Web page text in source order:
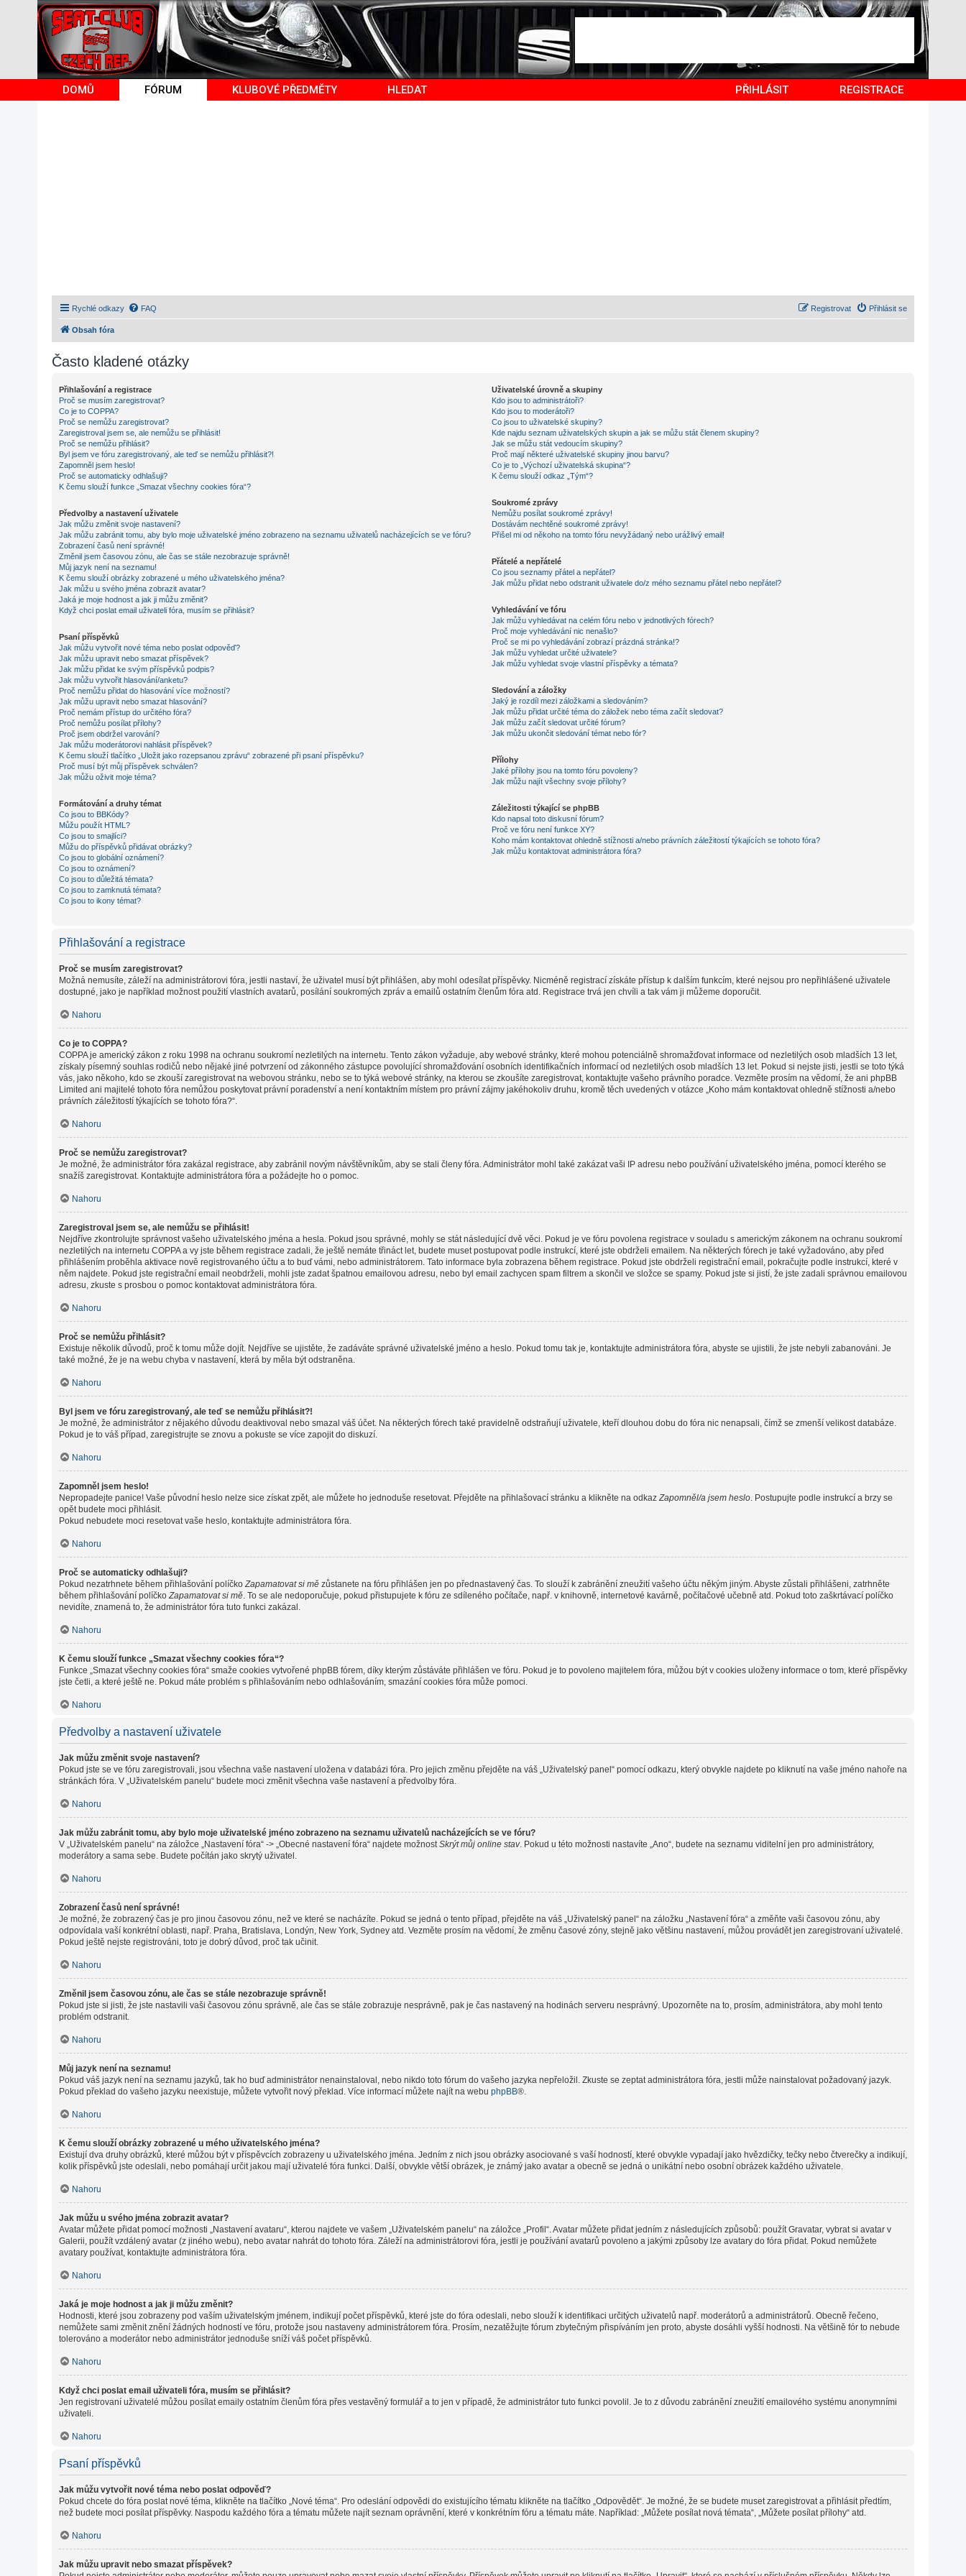
DOMŮ FÓRUM KLUBOVÉ PŘEDMĚTY HLEDAT PŘIHLÁSIT REGISTRACE
Rychlé odkazy FAQ Přihlásit se
Registrovat
Obsah fóra
Často kladené otázky
Přihlašování a registrace
Proč se musím zaregistrovat?
Co je to COPPA?
Proč se nemůžu zaregistrovat?
Zaregistroval jsem se, ale nemůžu se přihlásit!
Proč se nemůžu přihlásit?
Byl jsem ve fóru zaregistrovaný, ale teď se nemůžu přihlásit?!
Zapomněl jsem heslo!
Proč se automaticky odhlašuji?
K čemu slouží funkce „Smazat všechny cookies fóra“?
Předvolby a nastavení uživatele
Jak můžu změnit svoje nastavení?
Jak můžu zabránit tomu, aby bylo moje uživatelské jméno zobrazeno na seznamu uživatelů nacházejících se ve fóru?
Zobrazení časů není správné!
Změnil jsem časovou zónu, ale čas se stále nezobrazuje správně!
Můj jazyk není na seznamu!
K čemu slouží obrázky zobrazené u mého uživatelského jména?
Jak můžu u svého jména zobrazit avatar?
Jaká je moje hodnost a jak ji můžu změnit?
Když chci poslat email uživateli fóra, musím se přihlásit?
Psaní příspěvků
Jak můžu vytvořit nové téma nebo poslat odpověď?
Jak můžu upravit nebo smazat příspěvek?
Jak můžu přidat ke svým příspěvků podpis?
Jak můžu vytvořit hlasování/anketu?
Proč nemůžu přidat do hlasování více možností?
Jak můžu upravit nebo smazat hlasování?
Proč nemám přístup do určitého fóra?
Proč nemůžu posílat přílohy?
Proč jsem obdržel varování?
Jak můžu moderátorovi nahlásit příspěvek?
K čemu slouží tlačítko „Uložit jako rozepsanou zprávu“ zobrazené při psaní příspěvku?
Proč musí být můj příspěvek schválen?
Jak můžu oživit moje téma?
Formátování a druhy témat
Co jsou to BBKódy?
Můžu použít HTML?
Co jsou to smajlíci?
Můžu do příspěvků přidávat obrázky?
Co jsou to globální oznámení?
Co jsou to oznámení?
Co jsou to důležitá témata?
Co jsou to zamknutá témata?
Co jsou to ikony témat?
Uživatelské úrovně a skupiny
Kdo jsou to administrátoři?
Kdo jsou to moderátoři?
Co jsou to uživatelské skupiny?
Kde najdu seznam uživatelských skupin a jak se můžu stát členem skupiny?
Jak se můžu stát vedoucím skupiny?
Proč mají některé uživatelské skupiny jinou barvu?
Co je to „Výchozí uživatelská skupina“?
K čemu slouží odkaz „Tým“?
Soukromé zprávy
Nemůžu posílat soukromé zprávy!
Dostávám nechtěné soukromé zprávy!
Přišel mi od někoho na tomto fóru nevyžádaný nebo urážlivý email!
Přátelé a nepřátelé
Co jsou seznamy přátel a nepřátel?
Jak můžu přidat nebo odstranit uživatele do/z mého seznamu přátel nebo nepřátel?
Vyhledávání ve fóru
Jak můžu vyhledávat na celém fóru nebo v jednotlivých fórech?
Proč moje vyhledávání nic nenašlo?
Proč se mi po vyhledávání zobrazí prázdná stránka!?
Jak můžu vyhledat určité uživatele?
Jak můžu vyhledat svoje vlastní příspěvky a témata?
Sledování a záložky
Jaký je rozdíl mezi záložkami a sledováním?
Jak můžu přidat určité téma do záložek nebo téma začít sledovat?
Jak můžu začít sledovat určité fórum?
Jak můžu ukončit sledování témat nebo fór?
Přílohy
Jaké přílohy jsou na tomto fóru povoleny?
Jak můžu najít všechny svoje přílohy?
Záležitosti týkající se phpBB
Kdo napsal toto diskusní fórum?
Proč ve fóru není funkce XY?
Koho mám kontaktovat ohledně stížnosti a/nebo právních záležitostí týkajících se tohoto fóra?
Jak můžu kontaktovat administrátora fóra?
Přihlašování a registrace
Proč se musím zaregistrovat?
Možná nemusíte, záleží na administrátorovi fóra, jestli nastaví, že uživatel musí být přihlášen, aby mohl odesílat příspěvky. Nicméně registrací získáte přístup k dalším funkcím, které nejsou pro nepřihlášené uživatele
dostupné, jako je například možnost použití vlastních avatarů, posílání soukromých zpráv a emailů ostatním členům fóra atd. Registrace trvá jen chvíli a tak vám ji můžeme doporučit.
Nahoru
Co je to COPPA?
COPPA je americký zákon z roku 1998 na ochranu soukromí nezletilých na internetu. Tento zákon vyžaduje, aby webové stránky, které mohou potenciálně shromažďovat informace od nezletilých osob mladších 13 let,
získaly písemný souhlas rodičů nebo nějaké jiné potvrzení od zákonného zástupce povolující shromažďování osobních identifikačních informací od nezletilých osob mladších 13 let. Pokud si nejste jisti, jestli se toto týká
vás, jako někoho, kdo se zkouší zaregistrovat na webovou stránku, nebo se to týká webové stránky, na kterou se zkoušíte zaregistrovat, kontaktujte vašeho právního poradce. Vezměte prosím na vědomí, že ani phpBB
Limited ani majitelé tohoto fóra nemůžou poskytovat právní poradenství a není kontaktním místem pro právní zájmy jakéhokoliv druhu, kromě těch uvedených v otázce „Koho mám kontaktovat ohledně stížnosti a/nebo
právních záležitostí týkajících se tohoto fóra?“.
Nahoru
Proč se nemůžu zaregistrovat?
Je možné, že administrátor fóra zakázal registrace, aby zabránil novým návštěvníkům, aby se stali členy fóra. Administrátor mohl také zakázat vaši IP adresu nebo používání uživatelského jména, pomocí kterého se
snažíš zaregistrovat. Kontaktujte administrátora fóra a požádejte ho o pomoc.
Nahoru
Zaregistroval jsem se, ale nemůžu se přihlásit!
Nejdříve zkontrolujte správnost vašeho uživatelského jména a hesla. Pokud jsou správné, mohly se stát následující dvě věci. Pokud je ve fóru povolena registrace v souladu s americkým zákonem na ochranu soukromí
nezletilých na internetu COPPA a vy jste během registrace zadali, že ještě nemáte třináct let, budete muset postupovat podle instrukcí, které jste obdrželi emailem. Na některých fórech je také vyžadováno, aby před
přihlášením proběhla aktivace nově registrovaného účtu a to buď vámi, nebo administrátorem. Tato informace byla zobrazena během registrace. Pokud jste obdrželi registrační email, pokračujte podle instrukcí, které v
něm najdete. Pokud jste registrační email neobdrželi, mohli jste zadat špatnou emailovou adresu, nebo byl email zachycen spam filtrem a skončil ve složce se spamy. Pokud jste si jistí, že jste zadali správnou emailovou
adresu, zkuste s prosbou o pomoc kontaktovat administrátora fóra.
Nahoru
Proč se nemůžu přihlásit?
Existuje několik důvodů, proč k tomu může dojít. Nejdříve se ujistěte, že zadáváte správné uživatelské jméno a heslo. Pokud tomu tak je, kontaktujte administrátora fóra, abyste se ujistili, že jste nebyli zabanováni. Je
také možné, že je na webu chyba v nastavení, která by měla být odstraněna.
Nahoru
Byl jsem ve fóru zaregistrovaný, ale teď se nemůžu přihlásit?!
Je možné, že administrátor z nějakého důvodu deaktivoval nebo smazal váš účet. Na některých fórech také pravidelně odstraňují uživatele, kteří dlouhou dobu do fóra nic nenapsali, čímž se zmenší velikost databáze.
Pokud je to váš případ, zaregistrujte se znovu a pokuste se více zapojit do diskuzí.
Nahoru
Zapomněl jsem heslo!
Nepropadejte panice! Vaše původní heslo nelze sice získat zpět, ale můžete ho jednoduše resetovat. Přejděte na přihlašovací stránku a klikněte na odkazZapomněl/a jsem heslo. Postupujte podle instrukcí a brzy se
opět budete moci přihlásit.
Pokud nebudete moci resetovat vaše heslo, kontaktujte administrátora fóra.
Nahoru
Proč se automaticky odhlašuji?
Pokud nezatrhnete během přihlašování políčkoZapamatovat si mě zůstanete na fóru přihlášen jen po přednastavený čas. To slouží k zabránění zneužití vašeho účtu někým jiným. Abyste zůstali přihlášeni, zatrhněte
během přihlašování políčkoZapamatovat si mě. To se ale nedoporučuje, pokud přistupujete k fóru ze sdíleného počítače, např. v knihovně, internetové kavárně, počítačové učebně atd. Pokud toto zaškrtávací políčko
nevidíte, znamená to, že administrátor fóra tuto funkci zakázal.
Nahoru
K čemu slouží funkce „Smazat všechny cookies fóra“?
Funkce „Smazat všechny cookies fóra“ smaže cookies vytvořené phpBB fórem, díky kterým zůstáváte přihlášen ve fóru. Pokud je to povoleno majitelem fóra, můžou být v cookies uloženy informace o tom, které příspěvky
jste četli, a které ještě ne. Pokud máte problém s přihlašováním nebo odhlašováním, smazání cookies fóra může pomoci.
Nahoru
Předvolby a nastavení uživatele
Jak můžu změnit svoje nastavení?
Pokud jste se ve fóru zaregistrovali, jsou všechna vaše nastavení uložena v databázi fóra. Pro jejich změnu přejděte na váš „Uživatelský panel“ pomocí odkazu, který obvykle najdete po kliknutí na vaše jméno nahoře na
stránkách fóra. V „Uživatelském panelu“ budete moci změnit všechna vaše nastavení a předvolby fóra.
Nahoru
Jak můžu zabránit tomu, aby bylo moje uživatelské jméno zobrazeno na seznamu uživatelů nacházejících se ve fóru?
V „Uživatelském panelu“ na záložce „Nastavení fóra“ -> „Obecné nastavení fóra“ najdete možnostSkrýt můj online stav. Pokud u této možnosti nastavíte „Ano“, budete na seznamu viditelní jen pro administrátory,
moderátory a sama sebe. Budete počítán jako skrytý uživatel.
Nahoru
Zobrazení časů není správné!
Je možné, že zobrazený čas je pro jinou časovou zónu, než ve které se nacházíte. Pokud se jedná o tento případ, přejděte na váš „Uživatelský panel“ na záložku „Nastavení fóra“ a změňte vaši časovou zónu, aby
odpovídala vaší konkrétní oblasti, např. Praha, Bratislava, Londýn, New York, Sydney atd. Vezměte prosím na vědomí, že změnu časové zóny, stejně jako většinu nastavení, můžou provádět jen zaregistrovaní uživatelé.
Pokud ještě nejste registrováni, toto je dobrý důvod, proč tak učinit.
Nahoru
Změnil jsem časovou zónu, ale čas se stále nezobrazuje správně!
Pokud jste si jisti, že jste nastavili vaši časovou zónu správně, ale čas se stále zobrazuje nesprávně, pak je čas nastavený na hodinách serveru nesprávný. Upozorněte na to, prosím, administrátora, aby mohl tento
problém odstranit.
Nahoru
Můj jazyk není na seznamu!
Pokud váš jazyk není na seznamu jazyků, tak ho buď administrátor nenainstaloval, nebo nikdo toto fórum do vašeho jazyka nepřeložil. Zkuste se zeptat administrátora fóra, jestli může nainstalovat požadovaný jazyk.
Pokud překlad do vašeho jazyku neexistuje, můžete vytvořit nový překlad. Více informací můžete najít na webu phpBB®.
Nahoru
K čemu slouží obrázky zobrazené u mého uživatelského jména?
Existují dva druhy obrázků, které můžou být v příspěvcích zobrazeny u uživatelského jména. Jedním z nich jsou obrázky asociované s vaší hodností, které obvykle vypadají jako hvězdičky, tečky nebo čtverečky a indikují,
kolik příspěvků jste odeslali, nebo pomáhají určit jakou mají uživatelé fóra funkci. Další, obvykle větší obrázek, je známý jako avatar a obecně se jedná o unikátní nebo osobní obrázek každého uživatele.
Nahoru
Jak můžu u svého jména zobrazit avatar?
Avatar můžete přidat pomocí možnosti „Nastavení avataru“, kterou najdete ve vašem „Uživatelském panelu“ na záložce „Profil“. Avatar můžete přidat jedním z následujících způsobů: použít Gravatar, vybrat si avatar v
Galerii, použít vzdálený avatar (z jiného webu), nebo avatar nahrát do tohoto fóra. Záleží na administrátorovi fóra, jestli je používání avatarů povoleno a jakými způsoby lze avatary do fóra přidat. Pokud nemůžete
avatary používat, kontaktujte administrátora fóra.
Nahoru
Jaká je moje hodnost a jak ji můžu změnit?
Hodnosti, které jsou zobrazeny pod vaším uživatelským jménem, indikují počet příspěvků, které jste do fóra odeslali, nebo slouží k identifikaci určitých uživatelů např. moderátorů a administrátorů. Obecně řečeno,
nemůžete sami změnit znění žádných hodností ve fóru, protože jsou nastaveny administrátorem fóra. Prosím, nezatěžujte fórum zbytečným přispíváním jen proto, abyste dosáhli vyšší hodnosti. Na většině fór to nebude
tolerováno a moderátor nebo administrátor jednoduše sníží váš počet příspěvků.
Nahoru
Když chci poslat email uživateli fóra, musím se přihlásit?
Jen registrovaní uživatelé můžou posílat emaily ostatním členům fóra přes vestavěný formulář a to jen v případě, že administrátor tuto funkci povolil. Je to z důvodu zabránění zneužití emailového systému anonymními
uživateli.
Nahoru
Psaní příspěvků
Jak můžu vytvořit nové téma nebo poslat odpověď?
Pokud chcete do fóra poslat nové téma, klikněte na tlačítko „Nové téma“. Pro odeslání odpovědi do existujícího tématu klikněte na tlačítko „Odpovědět“. Je možné, že se budete muset zaregistrovat a přihlásit předtím,
než budete moci posílat příspěvky. Naspodu každého fóra a tématu můžete najít seznam oprávnění, které v konkrétním fóru a tématu máte. Například: „Můžete posílat nová témata“, „Můžete posílat přílohy“ atd.
Nahoru
Jak můžu upravit nebo smazat příspěvek?